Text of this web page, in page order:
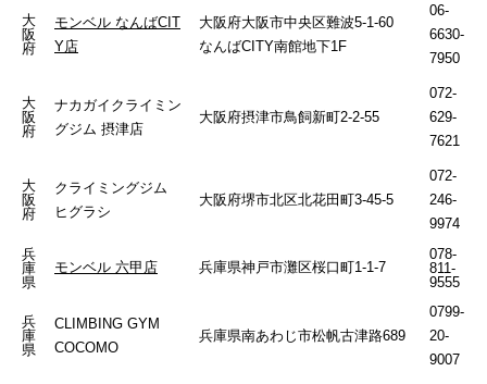
大
阪
府
モンベル なんばCIT
Y店
大阪府大阪市中央区難波5-1-60
なんばCITY南館地下1F
06-
6630-
7950
大
阪
府
ナカガイクライミン
グジム 摂津店
大阪府摂津市鳥飼新町2-2-55
072-
629-
7621
大
阪
府
クライミングジム
ヒグラシ
大阪府堺市北区北花田町3-45-5
072-
246-
9974
兵
庫
県
モンベル 六甲店 兵庫県神戸市灘区桜口町1-1-7
078-
811-
9555
兵
庫
県
CLIMBING GYM
COCOMO
兵庫県南あわじ市松帆古津路689
0799-
20-
9007